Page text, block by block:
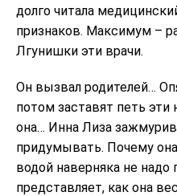
долго читала
признаков. Максимум –
Лгунишки эти врачи.
Он вызвал родителей…
потом заставят петь
она… Инна Лиза
придумывать. Почему
водой наверняка не надо
представляет, как она